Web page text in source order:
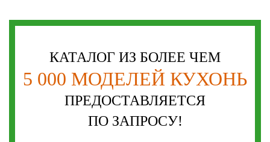
КАТАЛОГ ИЗ БОЛЕЕ ЧЕМ
5 000 МОДЕЛЕЙ КУХОНЬ
ПРЕДОСТАВЛЯЕТСЯ
ПО ЗАПРОСУ!